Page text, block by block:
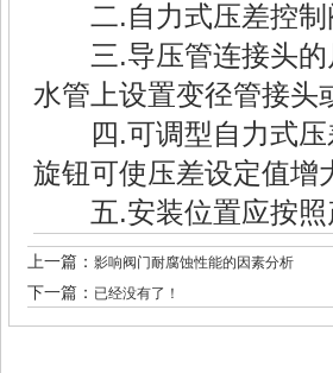
二.自力式压差控制
三.导压管连接头的
水管上设置变径管接头
四.可调型自力式压
旋钮可使压差设定值增
五.安装位置应按照
上一篇： 影响阀门耐腐蚀性能的因素分析
下一篇： 已经没有了！